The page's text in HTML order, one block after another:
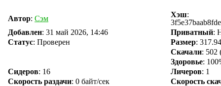
Автор: Сэм Хэш:
Добавлен: 31 май 2026, 14:46 Приватный:
Статус: Проверен Размер:
Скачали: 502
Здоровье:
Сидеров: 16 Личеров: 1
Скорость раздачи: 0 байт/сек
Скорость